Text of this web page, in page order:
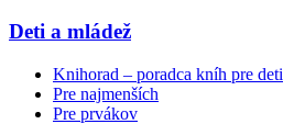
Deti a mládež
Knihorad – poradca kníh pre deti
Pre najmenších
Pre prvákov